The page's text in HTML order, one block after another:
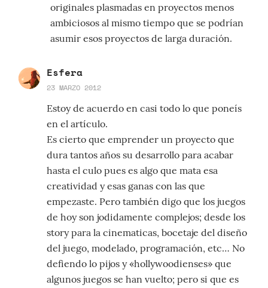
originales plasmadas en proyectos menos
ambiciosos al mismo tiempo que se podrían
asumir esos proyectos de larga duración.
Esfera
23 MARZO 2012
Estoy de acuerdo en casi todo lo que poneís
en el artículo.
Es cierto que emprender un proyecto que
dura tantos años su desarrollo para acabar
hasta el culo pues es algo que mata esa
creatividad y esas ganas con las que
empezaste. Pero también digo que los juegos
de hoy son jodidamente complejos; desde los
story para la cinematicas, bocetaje del diseño
del juego, modelado, programación, etc… No
defiendo lo pijos y «hollywoodienses» que
algunos juegos se han vuelto; pero si que es